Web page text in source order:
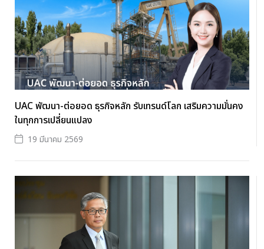
UAC พัฒนา-ต่อยอด ธุรกิจหลัก รับเทรนด์โลก เสริมความมั่นคง
ในทุกการเปลี่ยนแปลง
19 มีนาคม 2569